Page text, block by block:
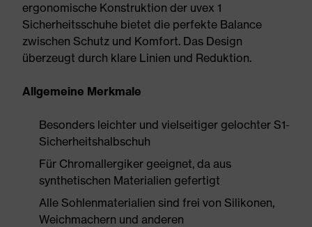
ergonomische Konstruktion der uvex 1
Sicherheitsschuhe bietet die perfekte Balance
zwischen Schutz und Komfort. Das Design
überzeugt durch klare Linien und Reduktion.
Allgemeine Merkmale
Besonders leichter und vielseitiger gelochter S1-
Sicherheitshalbschuh
Für Chromallergiker geeignet, da aus
synthetischen Materialien gefertigt
Alle Sohlenmaterialien sind frei von Silikonen,
Weichmachern und anderen